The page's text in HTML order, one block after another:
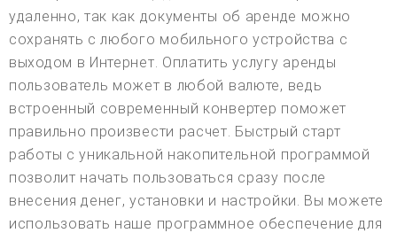
удаленно, так как документы об аренде можно
сохранять с любого мобильного устройства с
выходом в Интернет. Оплатить услугу аренды
пользователь может в любой валюте, ведь
встроенный современный конвертер поможет
правильно произвести расчет. Быстрый старт
работы с уникальной накопительной программой
позволит начать пользоваться сразу после
внесения денег, установки и настройки. Вы можете
использовать наше программное обеспечение для